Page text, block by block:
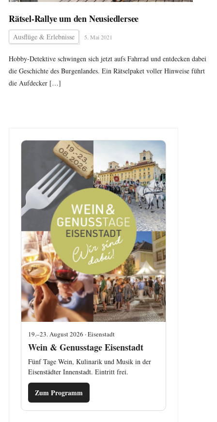
Rätsel-Rallye um den Neusiedlersee
Ausflüge & Erlebnisse 5. Mai 2021
Hobby-Detektive schwingen sich jetzt aufs Fahrrad und entdecken dabei
die Geschichte des Burgenlandes. Ein Rätselpaket voller Hinweise führt
die Aufdecker […]
19.–23. August 2026 · Eisenstadt
Wein & Genusstage Eisenstadt
Fünf Tage Wein, Kulinarik und Musik in der
Eisenstädter Innenstadt. Eintritt frei.
Zum Programm